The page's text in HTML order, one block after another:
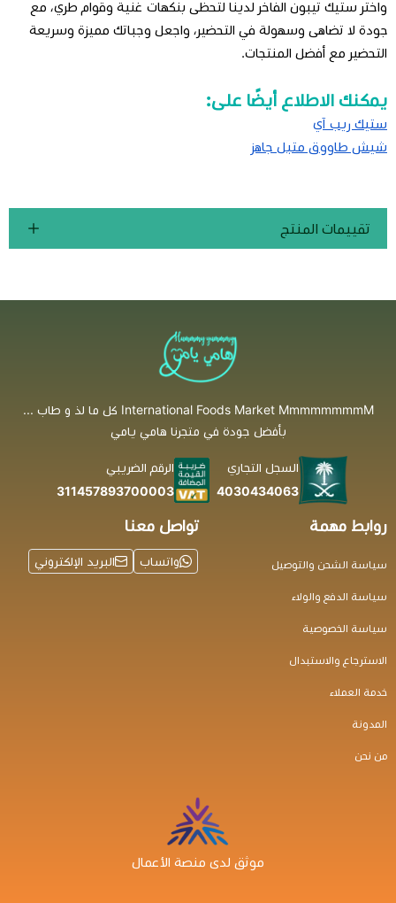
واختر ستيك تيبون الفاخر لدينا لتحظى بنكهات غنية وقوام طري، مع
جودة لا تضاهى وسهولة في التحضير، واجعل وجباتك مميزة وسريعة
التحضير مع أفضل المنتجات.
يمكنك الاطلاع أيضًا على:
ستيك ريب آي
شيش طاووق متبل جاهز
تقييمات المنتج
International Foods Market MmmmmmmmM كل ما لذ و طاب ...
بأفضل جودة في متجرنا هامي يامي
السجل التجاري
4030434063
الرقم الضريبي
311457893700003
روابط مهمة
سياسة الشحن والتوصيل
سياسة الدفع والولاء
سياسة الخصوصية
الاسترجاع والاستبدال
خدمة العملاء
المدونة
من نحن
تواصل معنا
واتساب البريد الإلكتروني
موثق لدى منصة الأعمال